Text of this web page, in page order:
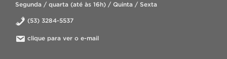
Segunda / quarta (até às 16h) / Quinta / Sexta
(53) 3284-5537
clique para ver o e-mail